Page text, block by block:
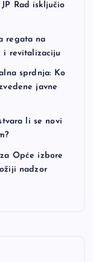
Rad isključio
regata na
i revitalizaciju
sprdnja: Ko
javne
li se novi
Opće izbore
nadzor